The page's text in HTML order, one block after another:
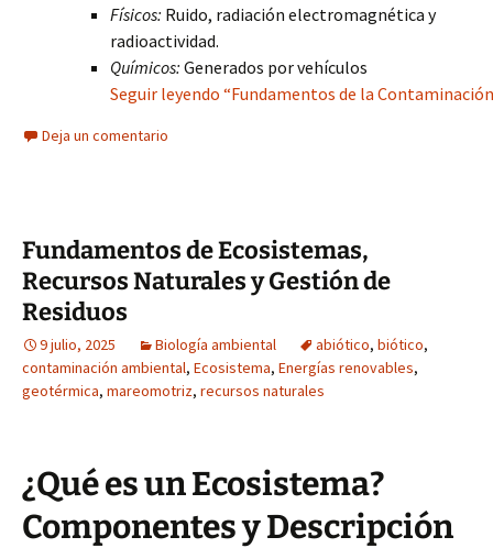
Físicos: Ruido, radiación electromagnética y
radioactividad.
Químicos: Generados por vehículos
Seguir leyendo “Fundamentos de la
Deja un comentario
Fundamentos de Ecosistemas,
Recursos Naturales y Gestión de
Residuos
9 julio, 2025 Biología ambiental abiótico, biótico,
contaminación ambiental, Ecosistema, Energías renovables,
geotérmica, mareomotriz, recursos naturales
¿Qué es un Ecosistema?
Componentes y Descripción